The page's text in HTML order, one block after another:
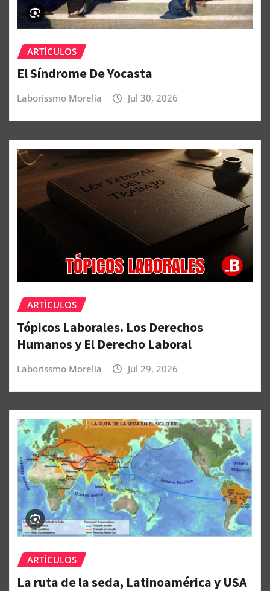
ARTÍCULOS
El Síndrome De Yocasta
Laborissmo Morelia Jul 30, 2026
ARTÍCULOS
Tópicos Laborales. Los Derechos
Humanos y El Derecho Laboral
Laborissmo Morelia Jul 29, 2026
ARTÍCULOS
La ruta de la seda, Latinoamérica y USA